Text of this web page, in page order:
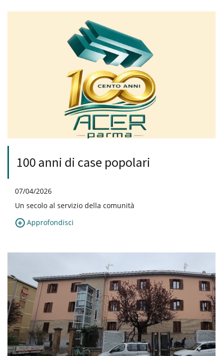
100 anni di case popolari
07/04/2026
Un secolo al servizio della comunità
Approfondisci